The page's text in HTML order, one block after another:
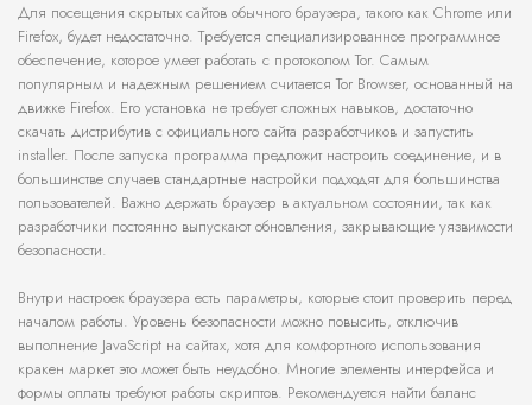
Для посещения скрытых сайтов обычного браузера, такого как Chrome или
Firefox, будет недостаточно. Требуется специализированное программное
обеспечение, которое умеет работать с протоколом Tor. Самым
популярным и надежным решением считается Tor Browser, основанный на
движке Firefox. Его установка не требует сложных навыков, достаточно
скачать дистрибутив с официального сайта разработчиков и запустить
installer. После запуска программа предложит настроить соединение, и в
большинстве случаев стандартные настройки подходят для большинства
пользователей. Важно держать браузер в актуальном состоянии, так как
разработчики постоянно выпускают обновления, закрывающие уязвимости
безопасности.
Внутри настроек браузера есть параметры, которые стоит проверить перед
началом работы. Уровень безопасности можно повысить, отключив
выполнение JavaScript на сайтах, хотя для комфортного использования
кракен маркет это может быть неудобно. Многие элементы интерфейса и
формы оплаты требуют работы скриптов. Рекомендуется найти баланс